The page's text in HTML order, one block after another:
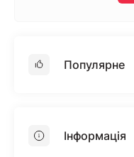
Популярне
ПінопластІнформація